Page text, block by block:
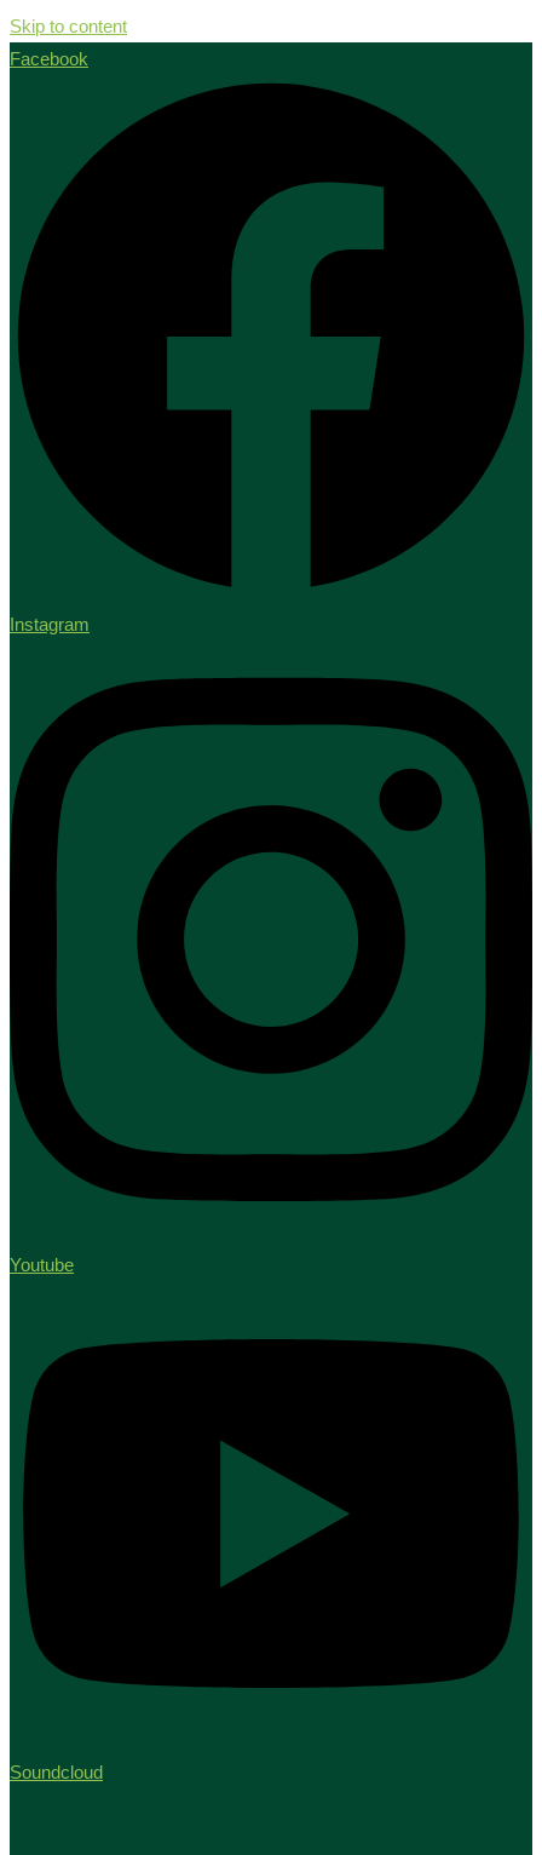
Skip to content
Facebook
Instagram
Youtube
Soundcloud